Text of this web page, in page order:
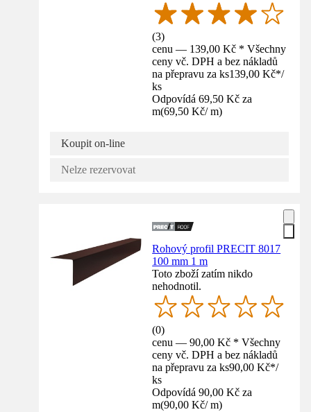
(3)
cenu — 139,00 Kč * Všechny
ceny vč. DPH a bez nákladů
na přepravu za ks139,00 Kč*/
ks
Odpovídá 69,50 Kč za
m(69,50 Kč/ m)
Koupit on-line
Nelze rezervovat
Rohový profil PRECIT 8017
100 mm 1 m
Toto zboží zatím nikdo
nehodnotil.
(0)
cenu — 90,00 Kč * Všechny
ceny vč. DPH a bez nákladů
na přepravu za ks90,00 Kč*/
ks
Odpovídá 90,00 Kč za
m(90,00 Kč/ m)